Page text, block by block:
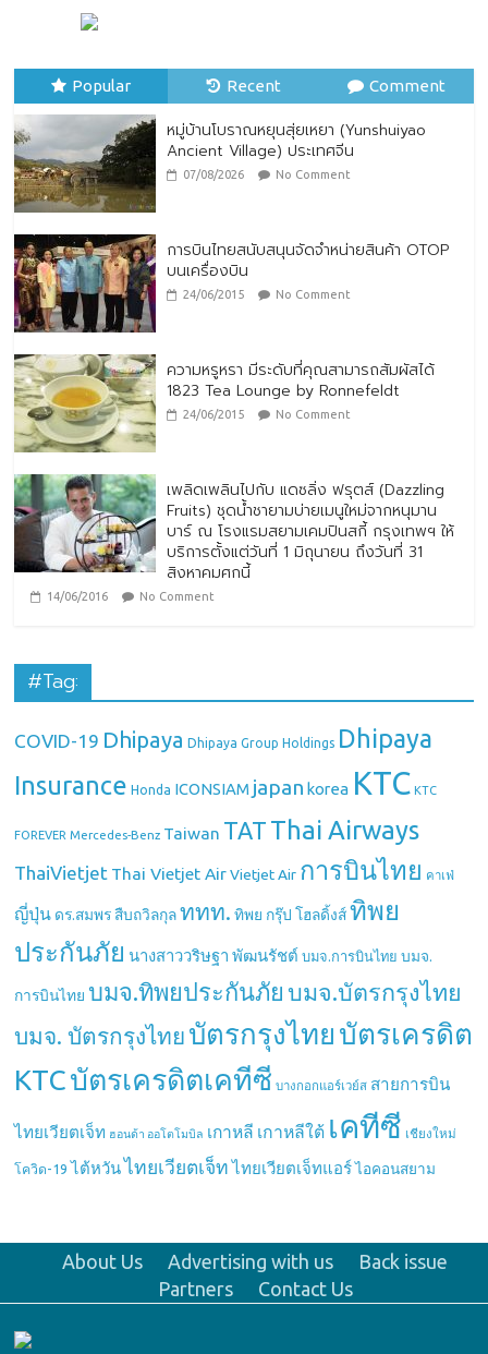
Popular Recent Comment
หมู่บ้านโบราณหยุนสุ่ยเหยา (Yunshuiyao
Ancient Village) ประเทศจีน
07/08/2026 No Comment
การบินไทยสนับสนุนจัดจำหน่ายสินค้า OTOP
บนเครื่องบิน
24/06/2015 No Comment
ความหรูหรา มีระดับที่คุณสามารถสัมผัสได้
1823 Tea Lounge by Ronnefeldt
24/06/2015 No Comment
เพลิดเพลินไปกับ แดซลิ่ง ฟรุตส์ (Dazzling
Fruits) ชุดน้ำชายามบ่ายเมนูใหม่จากหนุมาน
บาร์ ณ โรงแรมสยามเคมปินสกี้ กรุงเทพฯ ให้
บริการตั้งแต่วันที่ 1 มิถุนายน ถึงวันที่ 31
สิงหาคมศกนี้
14/06/2016 No Comment
#Tag:
COVID-19 Dhipaya Dhipaya Group Holdings Dhipaya
Insurance Honda ICONSIAM japan korea KTC KTC
FOREVER Mercedes-Benz Taiwan TAT Thai Airways
ThaiVietjet Thai Vietjet Air Vietjet Air การบินไทย คาเฟ่
ญี่ปุ่น ดร.สมพร สืบถวิลกุล ททท. ทิพย กรุ๊ป โฮลดิ้งส์ ทิพย
ประกันภัย นางสาววริษฐา พัฒนรัชต์ บมจ.การบินไทย บมจ.
การบินไทย บมจ.ทิพยประกันภัย บมจ.บัตรกรุงไทย
บมจ. บัตรกรุงไทย บัตรกรุงไทย บัตรเครดิต
KTCบัตรเครดิตเคทีซี บางกอกแอร์เวย์ส สายการบิน
ไทยเวียตเจ็ท ฮอนด้า ออโตโมบิล เกาหลี เกาหลีใต้ เคทีซี เชียงใหม่
โควิด-19 ไต้หวัน ไทยเวียตเจ็ท ไทยเวียตเจ็ทแอร์ ไอคอนสยาม
About Us Advertising with us
Back issue
Partners
Contact Us